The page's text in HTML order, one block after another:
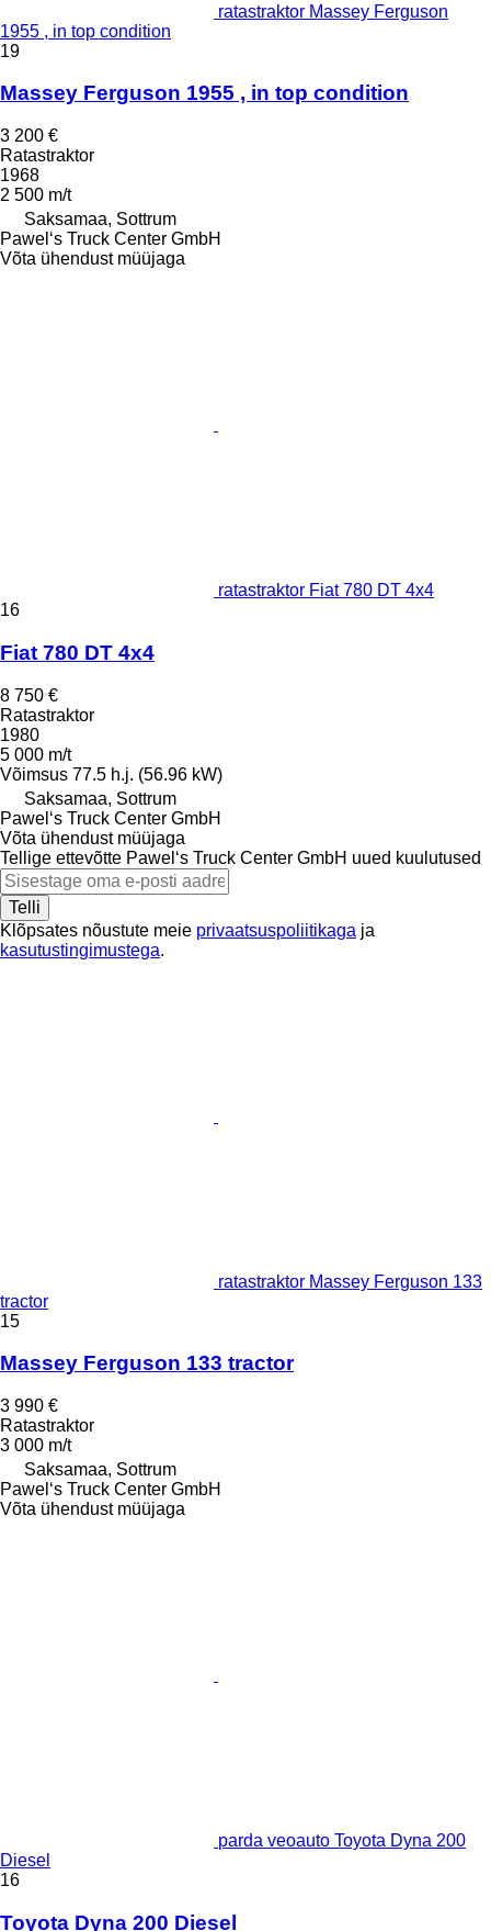
ratastraktor Massey Ferguson
1955 , in top condition
19
Massey Ferguson 1955 , in top condition
3 200 €
Ratastraktor
1968
2 500 m/t
Saksamaa, Sottrum
Pawel‘s Truck Center GmbH
Võta ühendust müüjaga
ratastraktor Fiat 780 DT 4x4
16
Fiat 780 DT 4x4
8 750 €
Ratastraktor
1980
5 000 m/t
Võimsus 77.5 h.j. (56.96 kW)
Saksamaa, Sottrum
Pawel‘s Truck Center GmbH
Võta ühendust müüjaga
Tellige ettevõtte Pawel‘s Truck Center GmbH uued kuulutused
Telli
Klõpsates nõustute meie privaatsuspoliitikaga ja
kasutustingimustega.
ratastraktor Massey Ferguson 133
tractor
15
Massey Ferguson 133 tractor
3 990 €
Ratastraktor
3 000 m/t
Saksamaa, Sottrum
Pawel‘s Truck Center GmbH
Võta ühendust müüjaga
parda veoauto Toyota Dyna 200
Diesel
16
Toyota Dyna 200 Diesel